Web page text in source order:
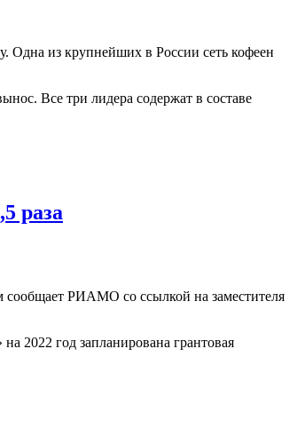
Одна из крупнейших в России сеть кофеен
Все три лидера содержат в составе
раза
сообщает РИАМО со ссылкой на заместителя
2022 год запланирована грантовая